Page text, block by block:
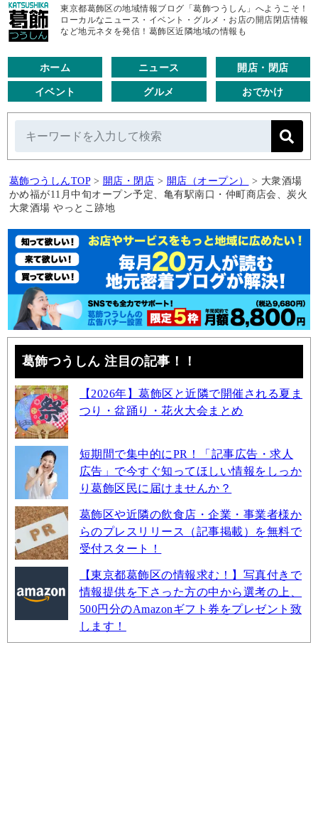
東京都葛飾区の地域情報ブログ「葛飾つうしん」へようこそ！
ローカルなニュース・イベント・グルメ・お店の開店閉店情報
など地元ネタを発信！葛飾区近隣地域の情報も
ホーム ニュース 開店・閉店
イベント グルメ おでかけ
葛飾つうしんTOP > 開店・閉店 > 開店（オープン） > 大衆酒場
かめ福が11月中旬オープン予定、亀有駅南口・仲町商店会、炭火
大衆酒場 やっとこ跡地
葛飾つうしん 注目の記事！！
【2026年】葛飾区と近隣で開催される夏ま
つり・盆踊り・花火大会まとめ
短期間で集中的にPR！「記事広告・求人
広告」で今すぐ知ってほしい情報をしっか
り葛飾区民に届けませんか？
葛飾区や近隣の飲食店・企業・事業者様か
らのプレスリリース（記事掲載）を無料で
受付スタート！
【東京都葛飾区の情報求む！】写真付きで
情報提供を下さった方の中から選考の上、
500円分のAmazonギフト券をプレゼント致
します！